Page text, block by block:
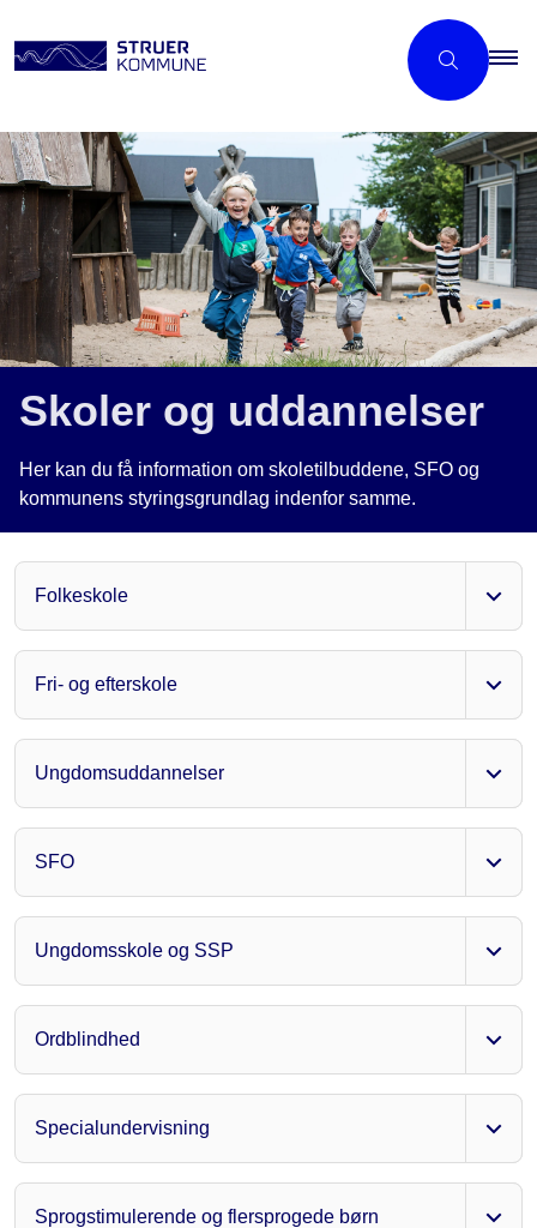
Skoler og uddannelser
Her kan du få information om skoletilbuddene, SFO og
kommunens styringsgrundlag indenfor samme.
Folkeskole
Fri- og efterskole
Ungdomsuddannelser
SFO
Ungdomsskole og SSP
Ordblindhed
Specialundervisning
Sprogstimulerende og flersprogede børn